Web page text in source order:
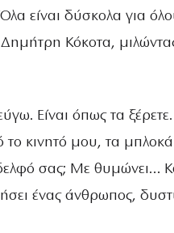
είναι δύσκολα για
Κόκοτα,
Είναι όπως τα
το κινητό μου, τα
σας; Με θυμώνει…
ένας άνθρωπος,